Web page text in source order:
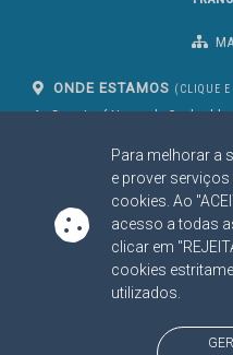
Para melhorar a
e prover
cookies. Ao
acesso a todas
clicar em
cookies
utilizados.
ONDE ESTAMOS (CLIQUE
Av. Des. José Nunes da Cunha,
Campo Grande/MS
CEP: 79031-310
SIGA NOSSAS REDES
Linked InYoutube
Facebook
X
BAIXE NOSSO